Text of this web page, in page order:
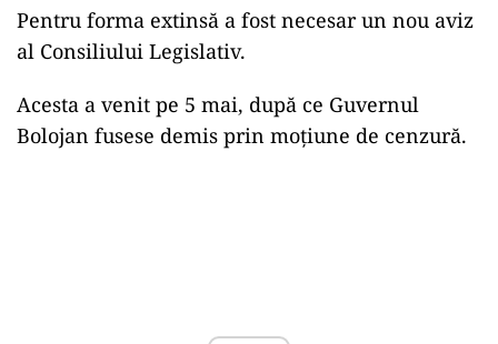
Pentru forma extinsă a fost necesar un nou aviz
al Consiliului Legislativ.
Acesta a venit pe 5 mai, după ce Guvernul
Bolojan fusese demis prin moțiune de cenzură.